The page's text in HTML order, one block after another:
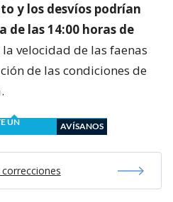
y los desvíos podrían
de las 14:00 horas de
la velocidad de las faenas
de las condiciones de
UN
AVÍSANOS